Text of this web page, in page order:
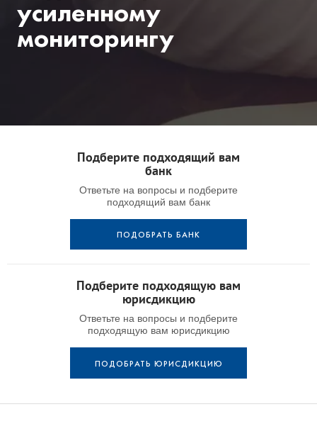
усиленному
мониторингу
Подберите подходящий вам
банк
Ответьте на вопросы и подберите
подходящий вам банк
ПОДОБРАТЬ БАНК
Подберите подходящую вам
юрисдикцию
Ответьте на вопросы и подберите
подходящую вам юрисдикцию
ПОДОБРАТЬ ЮРИСДИКЦИЮ